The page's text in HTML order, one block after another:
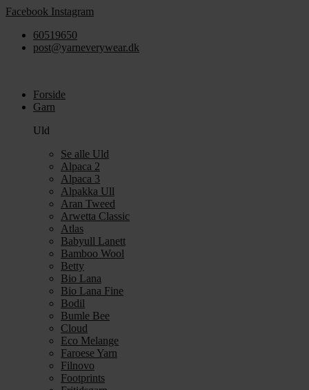
Videre
indhold
Facebook Instagram
60519650
post@yarneverywear.dk
Forside
Garn
Uld
Se alle Uld
Alpaca 2
Alpaca 3
Alpakka Ull
Aran Tweed
Arwetta Classic
Atlas
Babyull Lanett
Bamboo Wool
Betty
Bio Lana
Bio Lana Fine
Bodil
Bumle Bee
Cloud
Eco Melange
Faroese Yarn
Filnovo
Footprints